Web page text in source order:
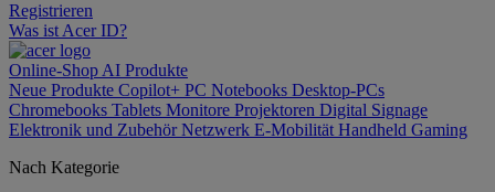
Registrieren
Was ist Acer ID?
Online-Shop AI Produkte
Neue Produkte Copilot+ PC Notebooks Desktop-PCs
Chromebooks Tablets Monitore Projektoren Digital Signage
Elektronik und ZubehörNetzwerk E-Mobilität Handheld Gaming
Nach Kategorie